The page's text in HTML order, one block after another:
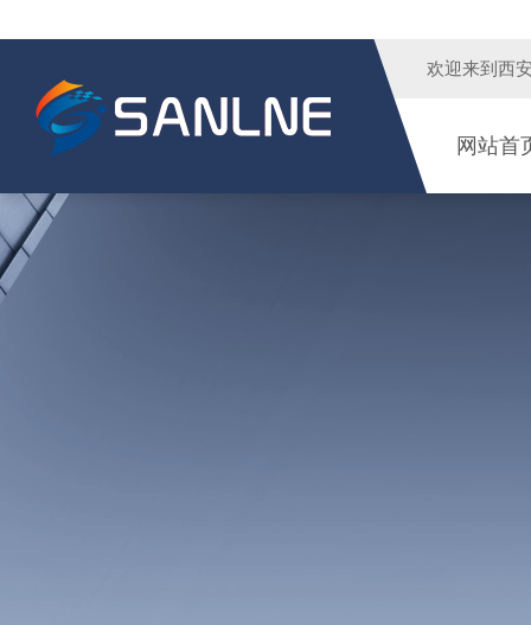
欢迎来到 西
网站首